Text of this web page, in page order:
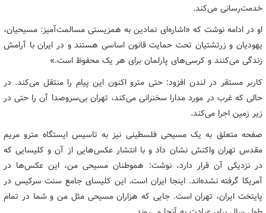
خدمت‌رسانی می‌کند.
او در ادامه نوشت که «اشاره‌ای نمادین به همزیستی مسالمت‌آمیز: مسیحیان،
یهودیان و زرتشتیان تحت حمایت قانون اساسی هستند و در ایران با آرامش
زندگی می‌کنند و کرسی‌های پارلمان برای هر یک محفوظ است.»
کاربر مستقر در لندن افزود: حتی مترو اکنون این پیام را منتقل می‌کند. در
حالی که غرب در مورد مدارا سخنرانی می‌کند، تهران بی‌سروصدا آن را حتی در
زیر زمین اجرا می‌کند.
صفحه متعلق به یک مسیحی فلسطینی نیز به تاسیس ایستگاه مترو مریم
مقدس تهران واکنش نشان داد و با انتشار عکس‌هایی از آن و کلیسایی که
در نزدیکی آن قرار دارد، نوشت: هموطنان مسیحی من، این عکس‌ها در
آمریکا گرفته نشده‌اند. اینجا ایران است. این کلیسای جامع سنت سرکیس در
پایتخت ایران، تهران است. جایی که هزاران مسیحی مثل من و شما در تمام